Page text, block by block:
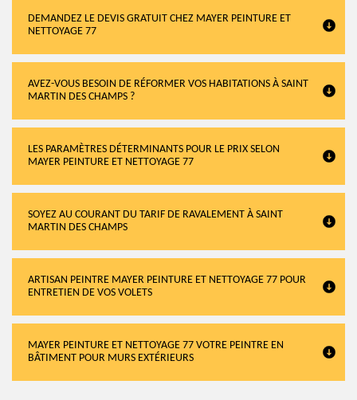
DEMANDEZ LE DEVIS GRATUIT CHEZ MAYER PEINTURE ET
NETTOYAGE 77
AVEZ-VOUS BESOIN DE RÉFORMER VOS HABITATIONS À SAINT
MARTIN DES CHAMPS ?
LES PARAMÈTRES DÉTERMINANTS POUR LE PRIX SELON
MAYER PEINTURE ET NETTOYAGE 77
SOYEZ AU COURANT DU TARIF DE RAVALEMENT À SAINT
MARTIN DES CHAMPS
ARTISAN PEINTRE MAYER PEINTURE ET NETTOYAGE 77 POUR
ENTRETIEN DE VOS VOLETS
MAYER PEINTURE ET NETTOYAGE 77 VOTRE PEINTRE EN
BÂTIMENT POUR MURS EXTÉRIEURS